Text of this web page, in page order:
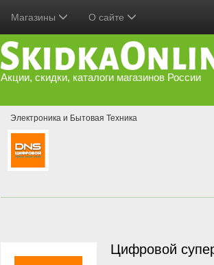
Магазины О сайте
Акции, скидки, каталоги магазинов России
Электроника и Бытовая Техника
Цифровой